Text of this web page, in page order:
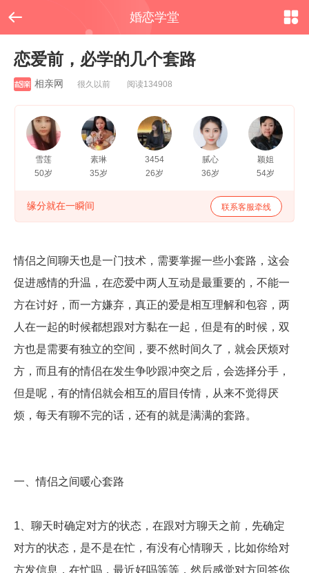
 婚恋学堂
恋爱前，必学的几个套路
相亲网 很久以前 阅读134908
雪莲
50岁
素琳
35岁
3454
26岁
腻心
36岁
颖姐
54岁
缘分就在一瞬间 联系客服牵线
情侣之间聊天也是一门技术，需要掌握一些小套路，这会
促进感情的升温，在恋爱中两人互动是最重要的，不能一
方在讨好，而一方嫌弃，真正的爱是相互理解和包容，两
人在一起的时候都想跟对方黏在一起，但是有的时候，双
方也是需要有独立的空间，要不然时间久了，就会厌烦对
方，而且有的情侣在发生争吵跟冲突之后，会选择分手，
但是呢，有的情侣就会相互的眉目传情，从来不觉得厌
烦，每天有聊不完的话，还有的就是满满的套路。
一、情侣之间暖心套路
1、聊天时确定对方的状态，在跟对方聊天之前，先确定
对方的状态，是不是在忙，有没有心情聊天，比如你给对
方发信息，在忙吗，最近好吗等等，然后感觉对方回答你
